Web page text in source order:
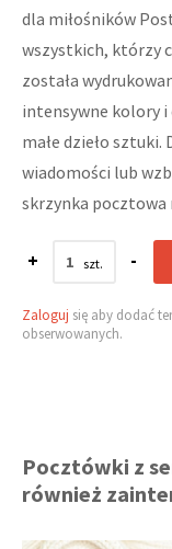
dla miłośników
wszystkich, którzy
została
intensywne kolory i
małe dzieło sztuki.
wiadomości lub
skrzynka pocztowa
+ -
Zaloguj się aby dodać
obserwowanych.
Pocztówki z
również